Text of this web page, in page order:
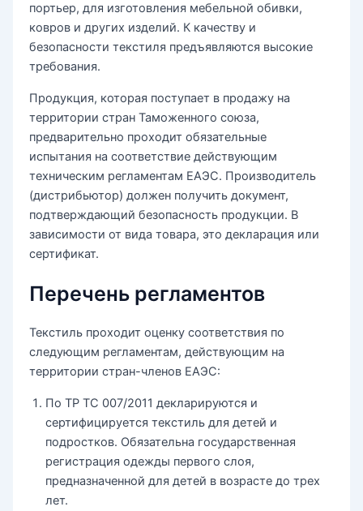
портьер, для изготовления мебельной обивки,
ковров и других изделий. К качеству и
безопасности текстиля предъявляются высокие
требования.
Продукция, которая поступает в продажу на
территории стран Таможенного союза,
предварительно проходит обязательные
испытания на соответствие действующим
техническим регламентам ЕАЭС. Производитель
(дистрибьютор) должен получить документ,
подтверждающий безопасность продукции. В
зависимости от вида товара, это декларация или
сертификат.
Перечень регламентов
Текстиль проходит оценку соответствия по
следующим регламентам, действующим на
территории стран-членов ЕАЭС:
По ТР ТС 007/2011 декларируются и
сертифицируется текстиль для детей и
подростков. Обязательна государственная
регистрация одежды первого слоя,
предназначенной для детей в возрасте до трех
лет.